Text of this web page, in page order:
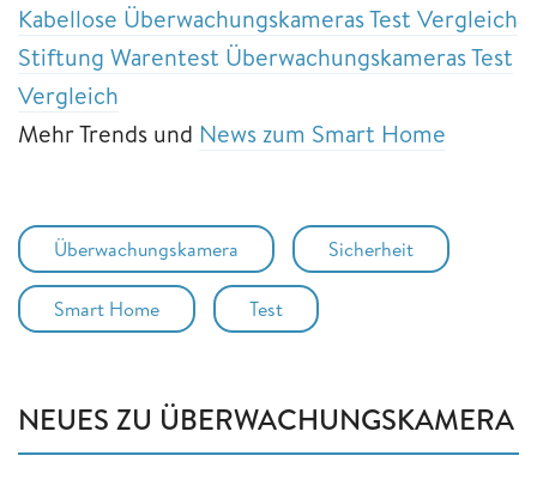
Kabellose Überwachungskameras Test Vergleich
Stiftung Warentest Überwachungskameras Test
Vergleich
Mehr Trends und News zum Smart Home
Überwachungskamera Sicherheit
Smart Home Test
NEUES ZU ÜBERWACHUNGSKAMERA